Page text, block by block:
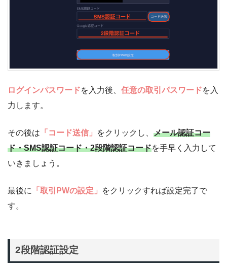
ログインパスワードを入力後、 任意の取引パスワードを入
力します。
その後は 「コード送信」 をクリックし、 メール認証コー
ド・SMS認証コード・2段階認証コードを手早く入力して
いきましょう。
最後に 「取引PWの設定」
をクリックすれば設定完了で
す。
2段階認証設定